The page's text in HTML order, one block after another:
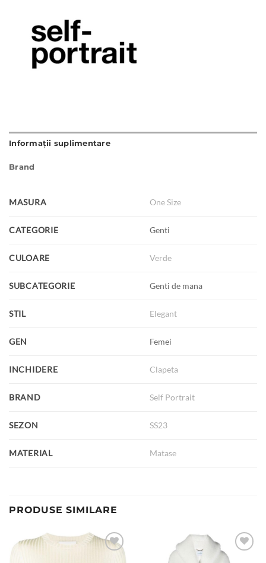
Informații suplimentare
Brand
MASURA One Size
CATEGORIE Genti
CULOARE Verde
SUBCATEGORIE Genti de mana
STIL Elegant
GEN Femei
INCHIDERE Clapeta
BRAND Self Portrait
SEZON SS23
MATERIAL Matase
PRODUSE SIMILARE